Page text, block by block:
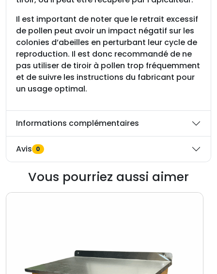
c
d
e
3
Il est important de noter que le retrait excessif
de pollen peut avoir un impact négatif sur les
colonies d’abeilles en perturbant leur cycle de
reproduction. Il est donc recommandé de ne
pas utiliser de tiroir à pollen trop fréquemment
et de suivre les instructions du fabricant pour
un usage optimal.
Informations complémentaires
Avis 0
Vous pourriez aussi aimer